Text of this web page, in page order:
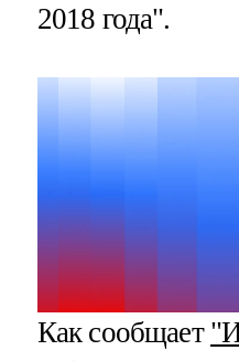
2018 года".
Как сообщает